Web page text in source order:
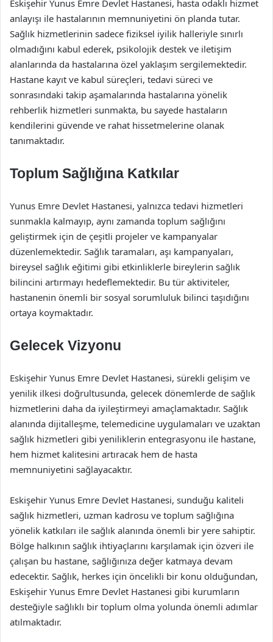
Eskişehir Yunus Emre Devlet Hastanesi, hasta odaklı hizmet
anlayışı ile hastalarının memnuniyetini ön planda tutar.
Sağlık hizmetlerinin sadece fiziksel iyilik halleriyle sınırlı
olmadığını kabul ederek, psikolojik destek ve iletişim
alanlarında da hastalarına özel yaklaşım sergilemektedir.
Hastane kayıt ve kabul süreçleri, tedavi süreci ve
sonrasındaki takip aşamalarında hastalarına yönelik
rehberlik hizmetleri sunmakta, bu sayede hastaların
kendilerini güvende ve rahat hissetmelerine olanak
tanımaktadır.
Toplum Sağlığına Katkılar
Yunus Emre Devlet Hastanesi, yalnızca tedavi hizmetleri
sunmakla kalmayıp, aynı zamanda toplum sağlığını
geliştirmek için de çeşitli projeler ve kampanyalar
düzenlemektedir. Sağlık taramaları, aşı kampanyaları,
bireysel sağlık eğitimi gibi etkinliklerle bireylerin sağlık
bilincini artırmayı hedeflemektedir. Bu tür aktiviteler,
hastanenin önemli bir sosyal sorumluluk bilinci taşıdığını
ortaya koymaktadır.
Gelecek Vizyonu
Eskişehir Yunus Emre Devlet Hastanesi, sürekli gelişim ve
yenilik ilkesi doğrultusunda, gelecek dönemlerde de sağlık
hizmetlerini daha da iyileştirmeyi amaçlamaktadır. Sağlık
alanında dijitalleşme, telemedicine uygulamaları ve uzaktan
sağlık hizmetleri gibi yeniliklerin entegrasyonu ile hastane,
hem hizmet kalitesini artıracak hem de hasta
memnuniyetini sağlayacaktır.
Eskişehir Yunus Emre Devlet Hastanesi, sunduğu kaliteli
sağlık hizmetleri, uzman kadrosu ve toplum sağlığına
yönelik katkıları ile sağlık alanında önemli bir yere sahiptir.
Bölge halkının sağlık ihtiyaçlarını karşılamak için özveri ile
çalışan bu hastane, sağlığınıza değer katmaya devam
edecektir. Sağlık, herkes için öncelikli bir konu olduğundan,
Eskişehir Yunus Emre Devlet Hastanesi gibi kurumların
desteğiyle sağlıklı bir toplum olma yolunda önemli adımlar
atılmaktadır.